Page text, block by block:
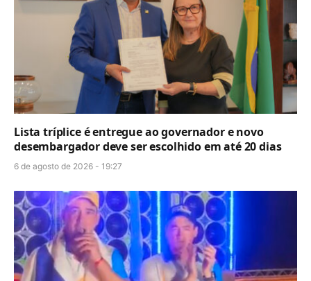
Lista tríplice é entregue ao governador e novo
desembargador deve ser escolhido em até 20 dias
6 de agosto de 2026 - 19:27